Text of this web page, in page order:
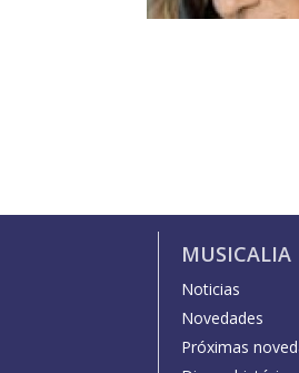
MUSICALIA
Noticias
Novedades
Próximas